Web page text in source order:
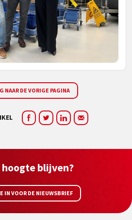
NAAR DE VORIGE PAGINA
hoogte blijven?
IN VOOR DE NIEUWSBRIEF